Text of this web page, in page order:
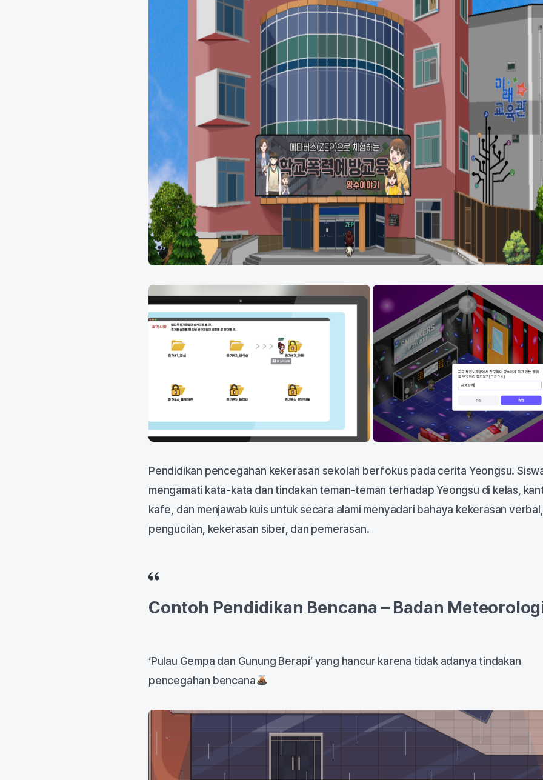
Pendidikan pencegahan kekerasan sekolah berfokus pada cerita Yeongsu.
mengamati kata-kata dan tindakan teman-teman terhadap Yeongsu di kelas,
kafe, dan menjawab kuis untuk secara alami menyadari bahaya kekerasan verbal,
pengucilan, kekerasan siber, dan pemerasan.
Contoh Pendidikan Bencana – Badan
‘Pulau Gempa dan Gunung Berapi’ yang hancur karena tidak adanya tindakan
pencegahan bencana